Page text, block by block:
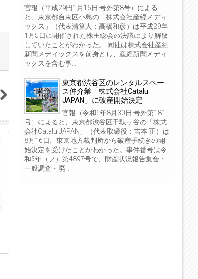
04
Sep
2023
04
Sep
2023
官報（平成29円1月16日 号外第8号）による
と、東京都台東区小島の「株式会社産經メディ
ックス」（代表清算人：高橋和彦）は平成29年
1月5日に開催された株主総会の決議により解散
していたことがわかった。 同社は株式会社産經
新聞メディックスを前身とし、産經新聞メディ
ックスを含む事...
東京都渋谷区のレンタルスペー
ス仲介業「株式会社Catalu
JAPAN」に破産開始決定
官報（令和5年8月30日 号外第181
号）によると、東京都渋谷区千駄ヶ谷の「株式
会社Catalu JAPAN」（代表取締役：吉本 正）は
8月16日、東京地方裁判所から破産手続きの開
始決定を受けたことがわかった。事件番号は令
和5年（フ）第4897号で、財産状況報告集会・
一般調査・廃...